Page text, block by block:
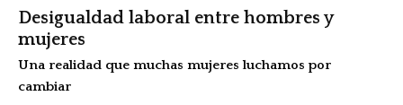
Desigualdad laboral entre hombres y
mujeres
Una realidad que muchas mujeres luchamos por
cambiar